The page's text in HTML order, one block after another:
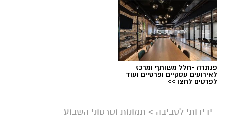
פנתרה -חלל משותף ומרכז
לאירועים עסקיים ופרטיים ועוד
לפרטים לחצו >>
ידידותי לסביבה > תמונות וסרטוני השבוע